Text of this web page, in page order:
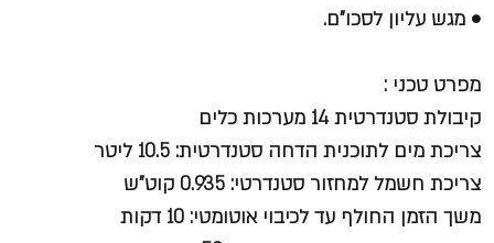
• מגש עליון לסכו"ם.
מפרט טכני :
קיבולת סטנדרטית 14 מערכות כלים
צריכת מים לתוכנית הדחה סטנדרטית: 10.5 ליטר
צריכת חשמל למחזור סטנדרטי: 0.935 קוט"ש
משך הזמן החולף עד לכיבוי אוטומטי: 10 דקות